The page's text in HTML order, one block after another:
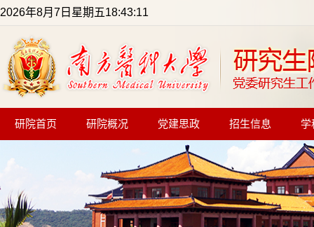
2026年8月7日星期五18:43:11
研院首页 研院概况 党建思政 招生信息 学